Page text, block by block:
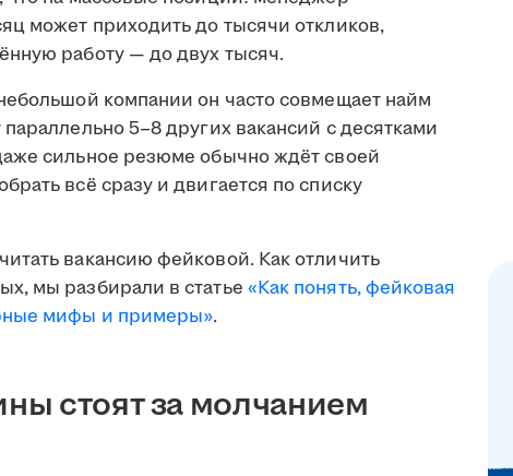
может приходить до тысячи откликов,
работу — до двух тысяч.
компании он часто совмещает найм
5–8 других вакансий с десятками
сильное резюме обычно ждёт своей
всё сразу и двигается по списку
вакансию фейковой. Как отличить
мы разбирали в статье «Как понять, фейковая
мифы и примеры».
стоят за молчанием